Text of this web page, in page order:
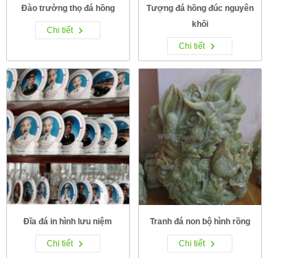
Đào trường thọ đá hồng
Chi tiết
Tượng đá hồng đúc nguyên
khối
Chi tiết
Đĩa đá in hình lưu niệm
Chi tiết
Tranh đá non bộ hình rồng
Chi tiết